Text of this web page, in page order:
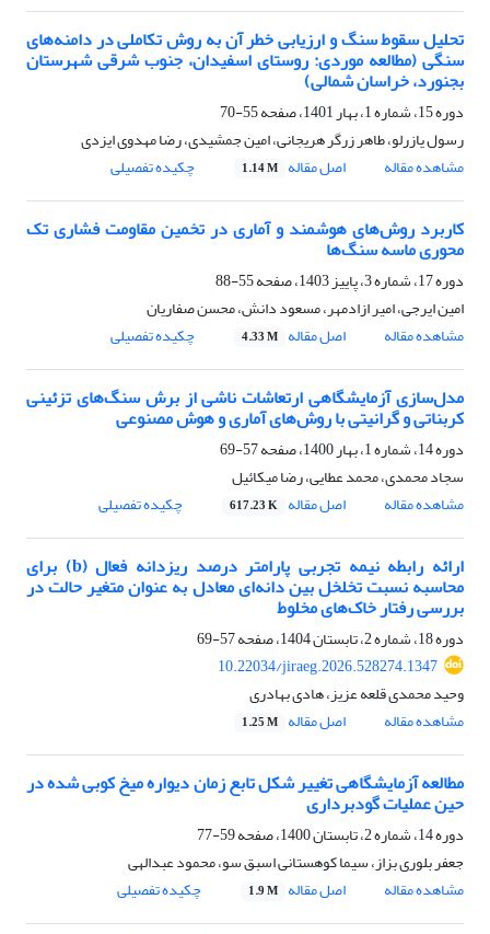
تحلیل سقوط سنگ و ارزیابی خطر آن به روش تکاملی در دامنه‌های
سنگی (مطالعه موردی: روستای اسفیدان، جنوب شرقی شهرستان
بجنورد، خراسان شمالی)
دوره 15، شماره 1، بهار 1401، صفحه
55-70
رسول یازرلو، طاهر زرگر هریجانی، امین جمشیدی، رضا مهدوی ایزدی
مشاهده مقاله
اصل مقاله 1.14 M چکیده تفصیلی
کاربرد روش‌های هوشمند و آماری در تخمین مقاومت فشاری تک
محوری ماسه سنگ‌ها
دوره 17، شماره 3، پاییز 1403، صفحه
55-88
امین ایرجی، امیر ازادمهر، مسعود دانش، محسن صفاریان
مشاهده مقاله
اصل مقاله 4.33 M چکیده تفصیلی
مدل‌سازی آزمایشگاهی ارتعاشات ناشی از برش سنگ‌های تزئینی
کربناتی و گرانیتی با روش‌های آماری و هوش مصنوعی
دوره 14، شماره 1، بهار 1400، صفحه
57-69
سجاد محمدی، محمد عطایی، رضا میکائیل
مشاهده مقاله
اصل مقاله 617.23 K چکیده تفصیلی
ارائه رابطه نیمه تجربی پارامتر درصد ریزدانه فعال (b) برای
محاسبه نسبت تخلخل بین دانه‌ای معادل به عنوان متغیر حالت در
بررسی رفتار خاک‌های مخلوط
دوره 18، شماره 2، تابستان 1404، صفحه
57-69
10.22034/jiraeg.2026.528274.1347
وحید محمدی قلعه عزیز، هادی بهادری
مشاهده مقاله
اصل مقاله 1.25 M
مطالعه آزمایشگاهی تغییر شکل‌ تابع زمان دیواره میخ کوبی شده در
حین عملیات گودبرداری
دوره 14، شماره 2، تابستان 1400، صفحه
59-77
جعفر بلوری بزاز، سیما کوهستانی اسبق سو، محمود عبدالهی
مشاهده مقاله
اصل مقاله 1.9 M چکیده تفصیلی